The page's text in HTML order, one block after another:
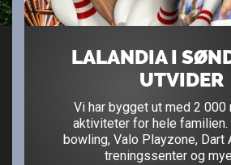
LALANDIA I
UTVIDER
Vi har bygget ut med 2 000
aktiviteter for hele familien.
bowling, Valo Playzone, Dart
treningssenter og